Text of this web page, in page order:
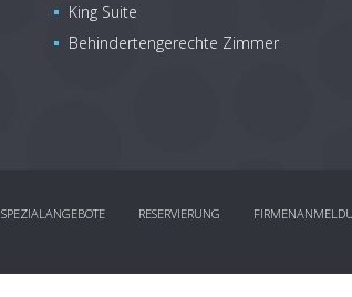
King Suite
Behindertengerechte Zimmer
SPEZIALANGEBOTE RESERVIERUNG